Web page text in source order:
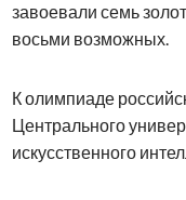
завоевали семь
восьми возможных.
К олимпиаде
Центрального
искусственного